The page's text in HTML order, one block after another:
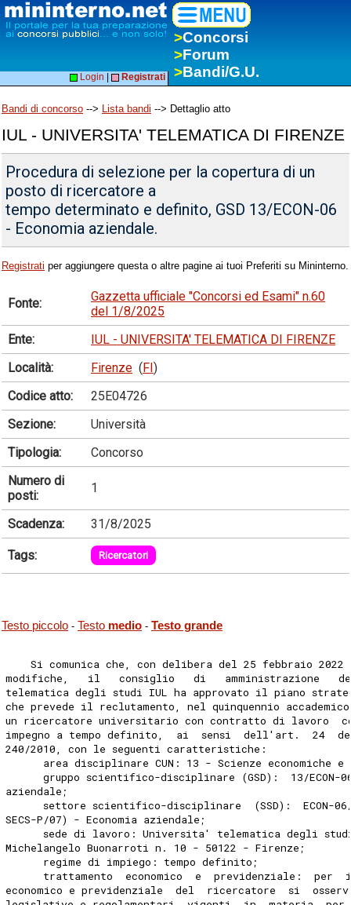
>Concorsi
>Forum
>Bandi/G.U.
Login Registrati
Bandi di concorso --> Lista bandi --> Dettaglio atto
IUL - UNIVERSITA' TELEMATICA DI FIRENZE
Procedura di selezione per la copertura di un
posto di ricercatore a
tempo determinato e definito, GSD 13/ECON-06
- Economia aziendale.
Registrati per aggiungere questa o altre pagine ai tuoi Preferiti su Mininterno.
Fonte:
Gazzetta ufficiale "Concorsi ed Esami" n.60
del 1/8/2025
Ente:
IUL - UNIVERSITA' TELEMATICA DI FIRENZE
Località:
Firenze (FI)
Codice atto:
25E04726
Sezione:
Università
Tipologia:
Concorso
Numero di
posti:
1
Scadenza: 31/8/2025
Tags: Ricercatori
Testo piccolo - Testo medio - Testo grande
Si comunica che, con delibera del 25 febbraio 2022
modifiche,   il   consiglio   di   amministrazione
telematica degli studi IUL ha approvato il piano
che prevede il reclutamento, nel quinquennio
un ricercatore universitario con contratto di lavoro
impegno a tempo definito,  ai  sensi  dell'art.  24
240/2010, con le seguenti caratteristiche:
area disciplinare CUN: 13 - Scienze economiche
gruppo scientifico-disciplinare (GSD):  13/ECON-
aziendale;
settore scientifico-disciplinare  (SSD):  ECON-
SECS-P/07) - Economia aziendale;
sede di lavoro: Universita' telematica degli
Michelangelo Buonarroti n. 10 - 50122 - Firenze;
      regime di impiego: tempo definito;
trattamento  economico  e  previdenziale:  per
economico e previdenziale  del  ricercatore  si